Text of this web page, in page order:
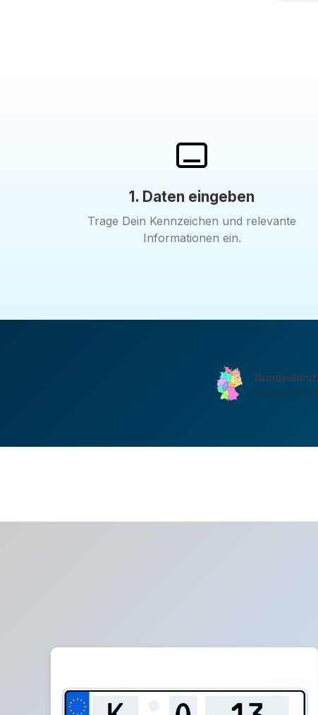
1. Daten eingeben
Trage Dein Kennzeichen und relevante
Informationen ein.